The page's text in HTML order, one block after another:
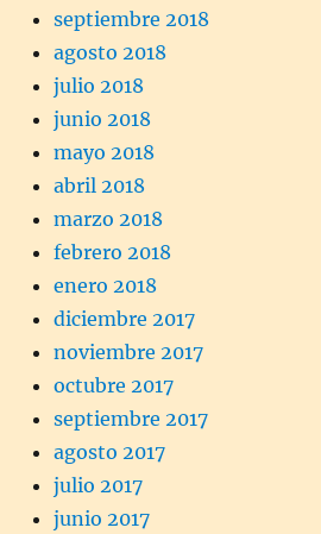
septiembre 2018
agosto 2018
julio 2018
junio 2018
mayo 2018
abril 2018
marzo 2018
febrero 2018
enero 2018
diciembre 2017
noviembre 2017
octubre 2017
septiembre 2017
agosto 2017
julio 2017
junio 2017